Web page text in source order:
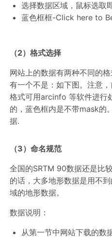
选择数据区域，鼠标选取
蓝色框框-Click here to
（2）格式选择
网站上的数据有两种不同的
有一个不是：如下图。注意
格式可用arcinfo 等软件进行
的，蓝色框内是不带mask的
据.
（3）命名规范
全国的SRTM 90数据还是比
的话，大多地形数据是用不
域的地形数据。
数据说明：
从第一节中网站下载的数